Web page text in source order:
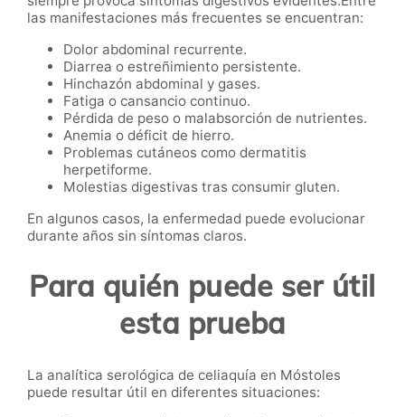
las manifestaciones más frecuentes se encuentran:
Dolor abdominal recurrente.
Diarrea o estreñimiento persistente.
Hinchazón abdominal y gases.
Fatiga o cansancio continuo.
Pérdida de peso o malabsorción de nutrientes.
Anemia o déficit de hierro.
Problemas cutáneos como dermatitis
herpetiforme.
Molestias digestivas tras consumir gluten.
En algunos casos, la enfermedad puede evolucionar
durante años sin síntomas claros.
Para quién puede ser útil
esta prueba
La analítica serológica de celiaquía en Móstoles
puede resultar útil en diferentes situaciones: